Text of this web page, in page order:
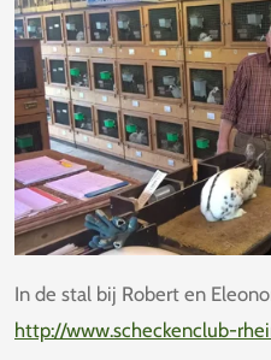
In de stal bij Robert en
http://www.scheckenclub-